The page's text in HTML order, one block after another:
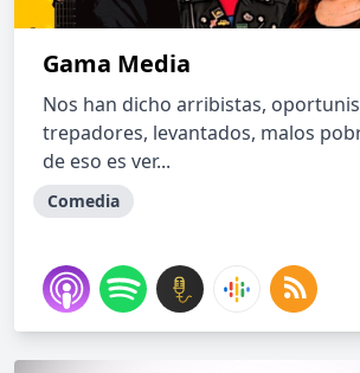
Gama Media
Nos han dicho arribistas,
trepadores, levantados, malos
de eso es ver...
Comedia